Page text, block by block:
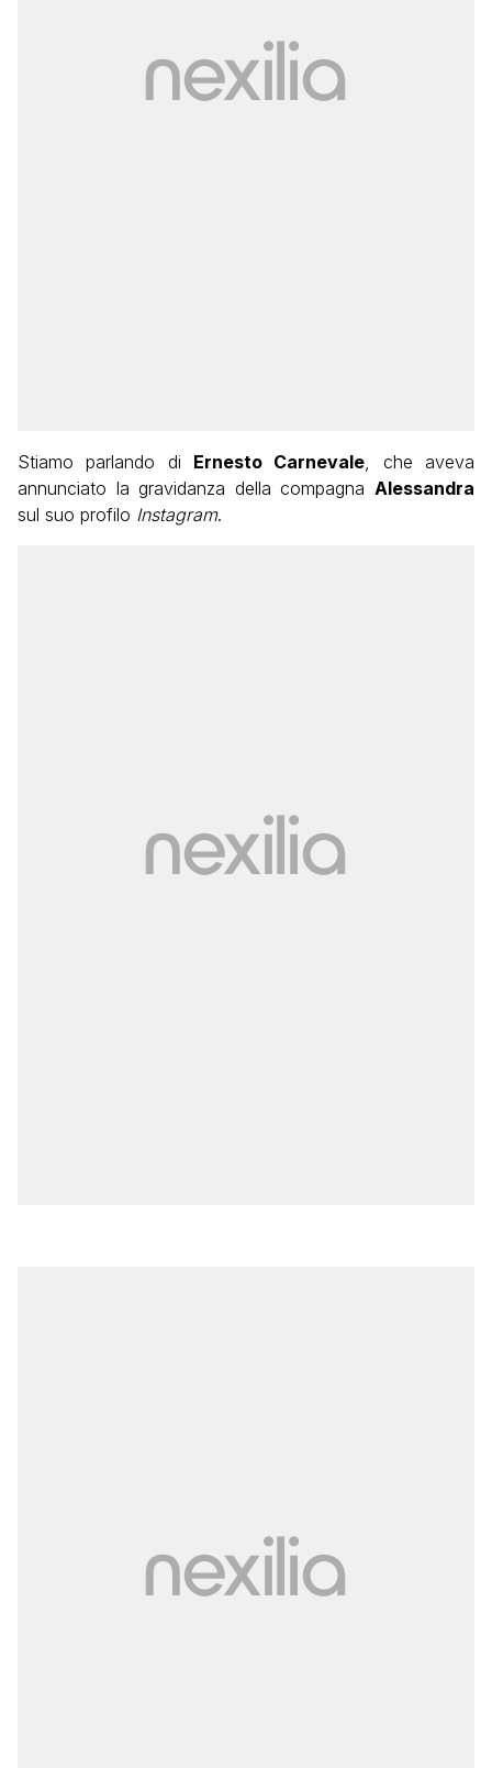
Stiamo parlando di Ernesto Carnevale , che aveva
annunciato la gravidanza della compagna Alessandra
sul suo profilo Instagram.